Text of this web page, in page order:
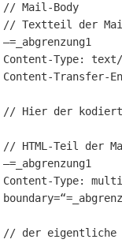
// Mail-Body
// Textteil der
–=_abgrenzung1
Content-Type:
Content-Transfer-
// Hier der
// HTML-Teil der
–=_abgrenzung1
Content-Type:
// der eigentliche